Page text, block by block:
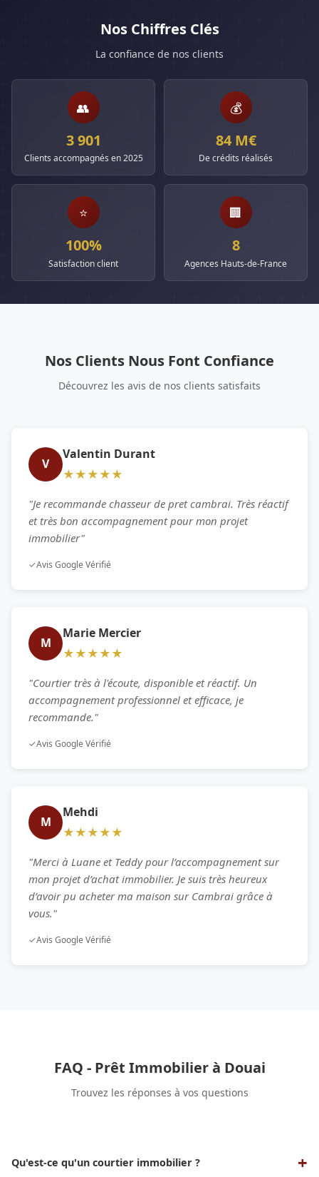
Nos Chiffres Clés
La confiance de nos clients
👥
3 901
Clients accompagnés en 2025
💰
84 M€
De crédits réalisés
⭐
100%
Satisfaction client
🏢
8
Agences Hauts-de-France
Nos Clients Nous Font Confiance
Découvrez les avis de nos clients satisfaits
V
Valentin Durant
★★★★★
"Je recommande chasseur de pret cambrai. Très réactif
et très bon accompagnement pour mon projet
immobilier"
✓Avis Google Vérifié
M
Marie Mercier
★★★★★
"Courtier très à l'écoute, disponible et réactif. Un
accompagnement professionnel et efficace, je
recommande."
✓Avis Google Vérifié
M
Mehdi
★★★★★
"Merci à Luane et Teddy pour l’accompagnement sur
mon projet d’achat immobilier. Je suis très heureux
d’avoir pu acheter ma maison sur Cambrai grâce à
vous."
✓Avis Google Vérifié
FAQ - Prêt Immobilier à Douai
Trouvez les réponses à vos questions
Qu'est-ce qu'un courtier immobilier ?